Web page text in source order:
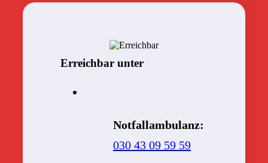
Erreichbar unter
Notfallambulanz:
030 43 09 59 59